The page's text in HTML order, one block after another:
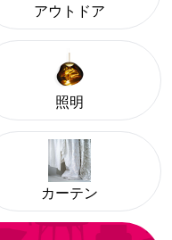
アウトドア
照明
カーテン